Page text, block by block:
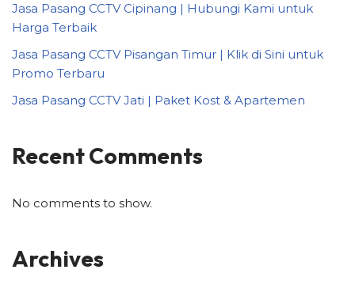
Jasa Pasang CCTV Cipinang | Hubungi Kami untuk
Harga Terbaik
Jasa Pasang CCTV Pisangan Timur | Klik di Sini untuk
Promo Terbaru
Jasa Pasang CCTV Jati | Paket Kost & Apartemen
Recent Comments
No comments to show.
Archives